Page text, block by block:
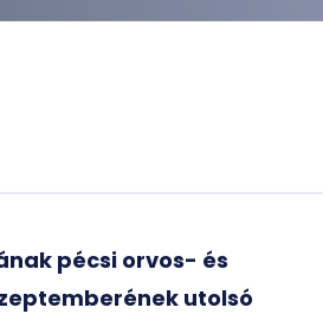
pécsi orvos- és
utolsó